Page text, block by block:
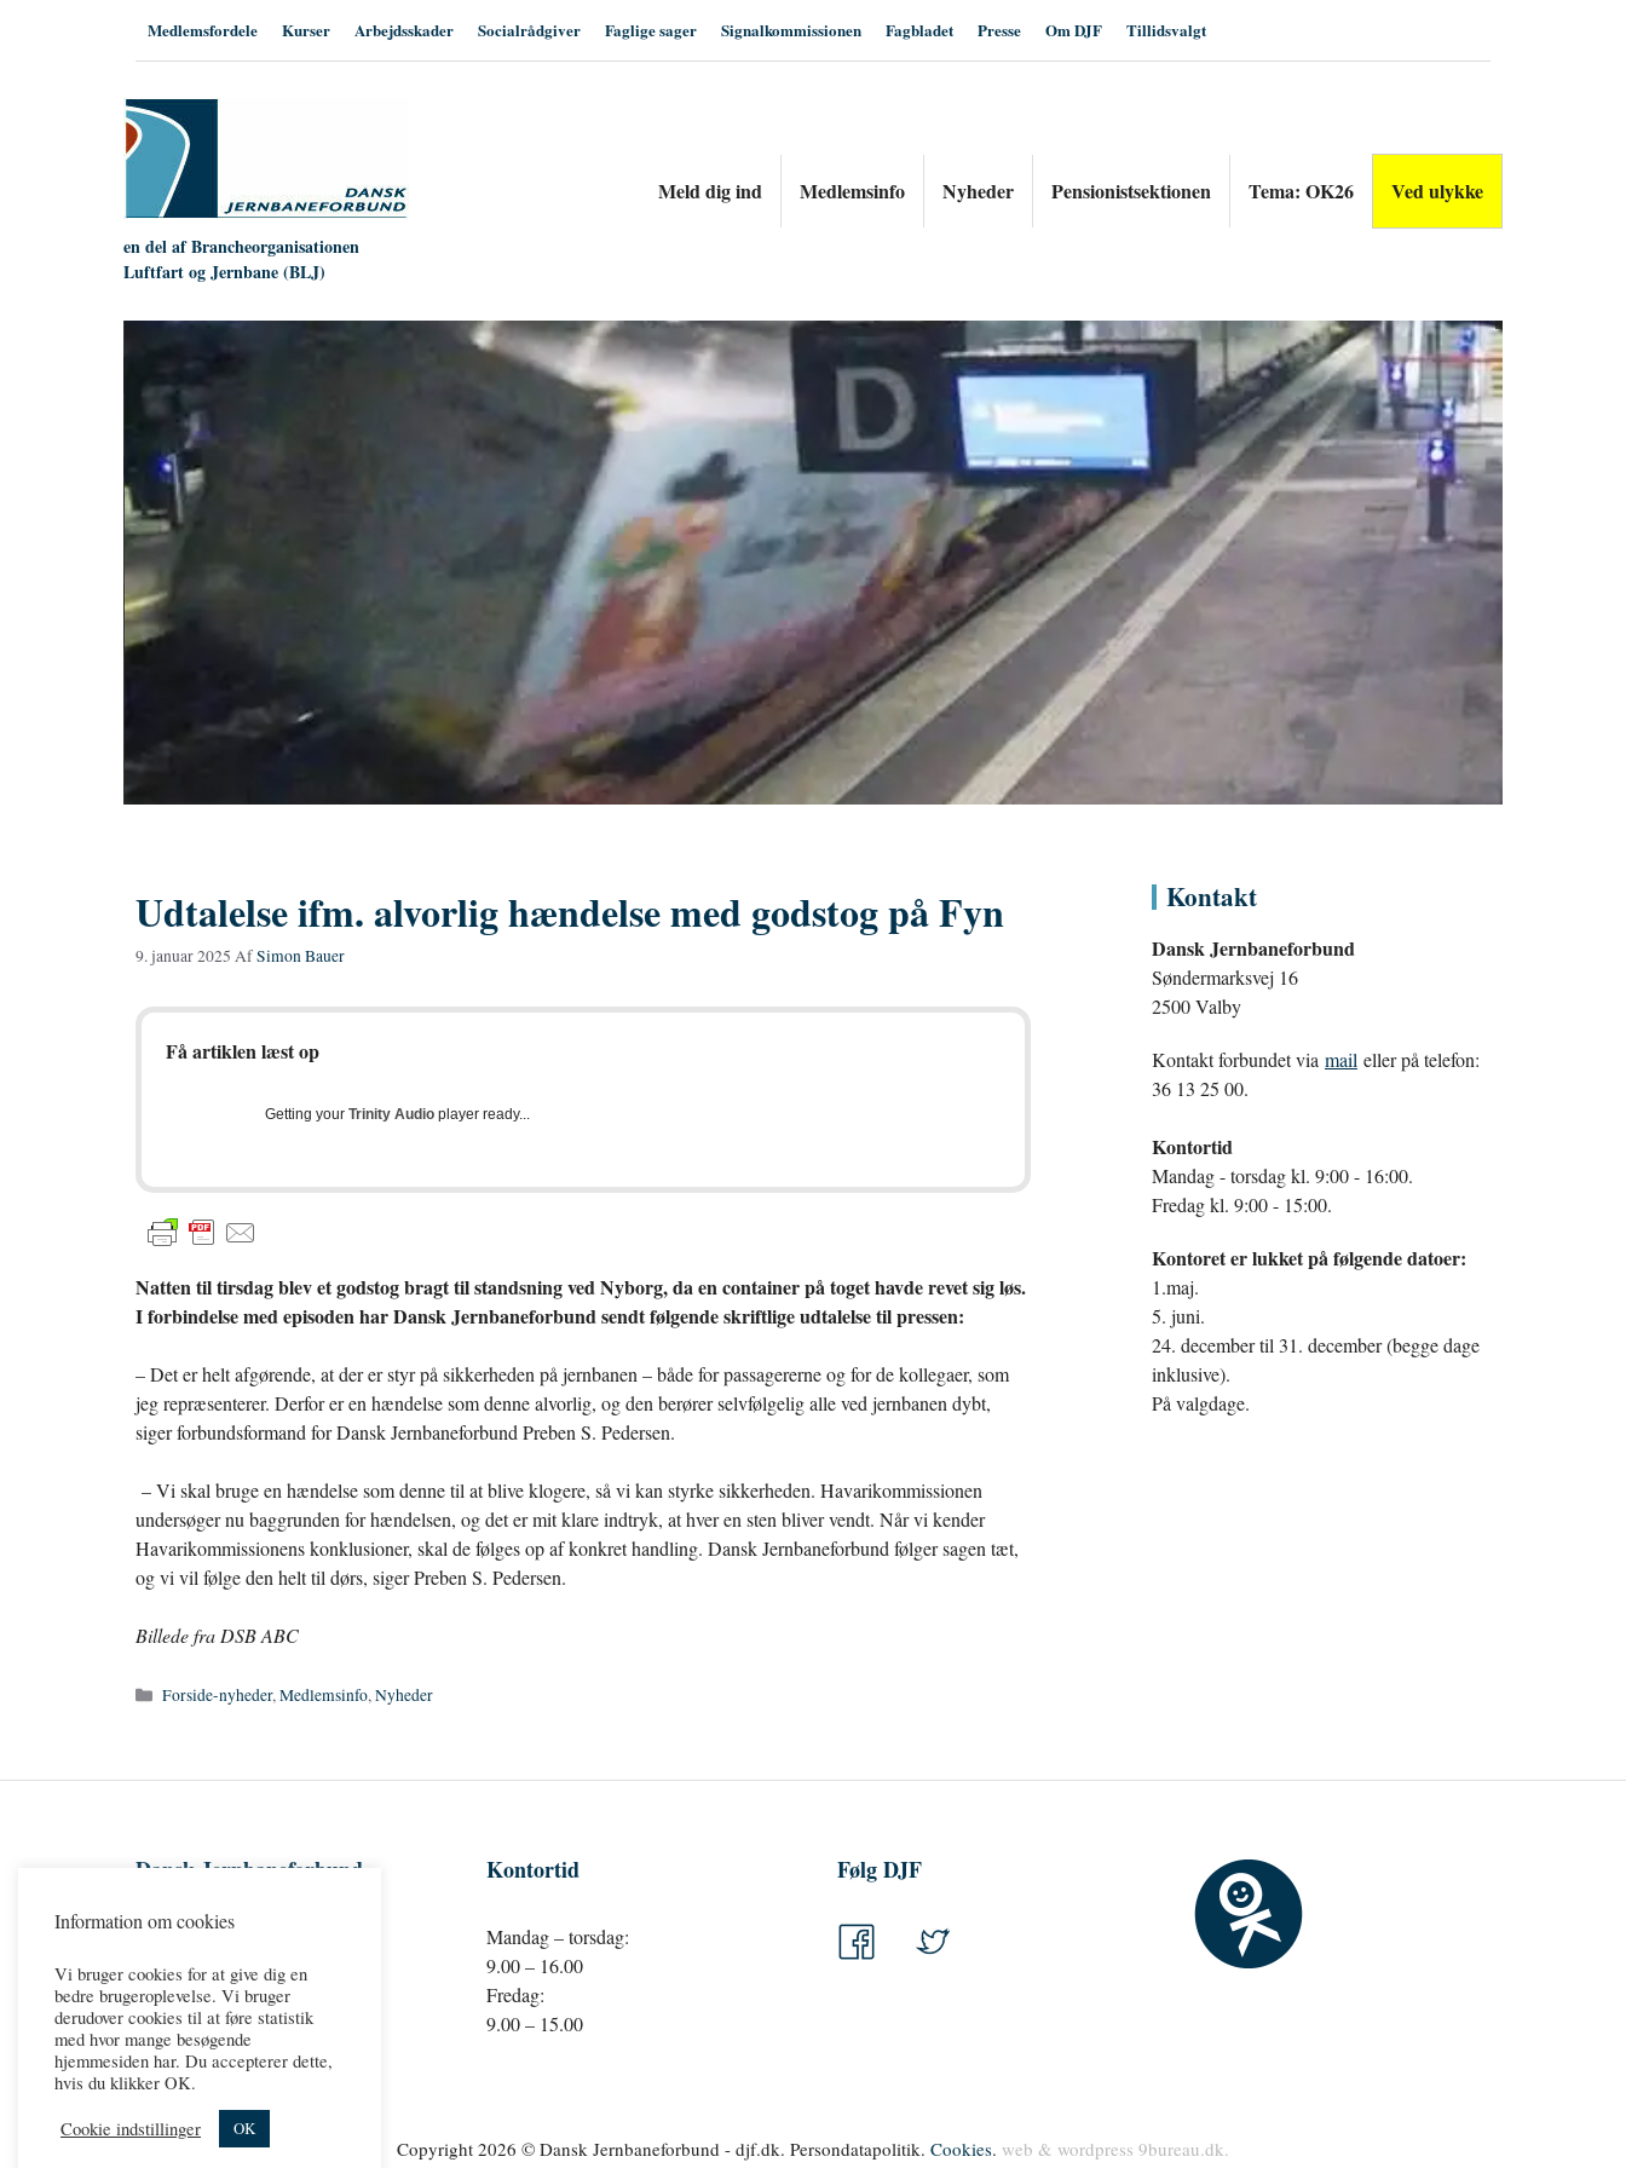
Medlemsfordele Kurser Arbejdsskader Socialrådgiver Faglige sager Signalkommissionen Fagbladet Presse Om DJF Tillidsvalgt
en del af Brancheorganisationen
Luftfart og Jernbane (BLJ)
Meld dig ind Medlemsinfo Nyheder Pensionistsektionen Tema: OK26 Ved ulykke
Udtalelse ifm. alvorlig hændelse med godstog på Fyn
9. januar 2025 AfSimon Bauer
Få artiklen læst op
Getting your Trinity Audio player ready...
Natten til tirsdag blev et godstog bragt til standsning ved Nyborg, da en container på toget havde revet sig løs.
I forbindelse med episoden har Dansk Jernbaneforbund sendt følgende skriftlige udtalelse til pressen:
– Det er helt afgørende, at der er styr på sikkerheden på jernbanen – både for passagererne og for de kollegaer, som
jeg repræsenterer. Derfor er en hændelse som denne alvorlig, og den berører selvfølgelig alle ved jernbanen dybt,
siger forbundsformand for Dansk Jernbaneforbund Preben S. Pedersen.
– Vi skal bruge en hændelse som denne til at blive klogere, så vi kan styrke sikkerheden. Havarikommissionen
undersøger nu baggrunden for hændelsen, og det er mit klare indtryk, at hver en sten bliver vendt. Når vi kender
Havarikommissionens konklusioner, skal de følges op af konkret handling. Dansk Jernbaneforbund følger sagen tæt,
og vi vil følge den helt til dørs, siger Preben S. Pedersen.
Billede fra DSB ABC
Kategorier
Forside-nyheder,Medlemsinfo,Nyheder
Kontakt
Dansk Jernbaneforbund
Søndermarksvej 16
2500 Valby
Kontakt forbundet via mail eller på telefon:
36 13 25 00.
Kontortid
Mandag - torsdag kl. 9:00 - 16:00.
Fredag kl. 9:00 - 15:00.
Kontoret er lukket på følgende datoer:
1.maj.
5. juni.
24. december til 31. december (begge dage
inklusive).
På valgdage.
Dansk Jernbaneforbund
Søndermarksvej 16
2500 Valby
dj@djf.dk
Telefon:36 13 25 00
Kontortid
Mandag – torsdag:
9.00 – 16.00
Fredag:
9.00 – 15.00
Følg DJF
Copyright 2026 © Dansk Jernbaneforbund - djf.dk. Persondatapolitik. Cookies. web & wordpress 9bureau.dk.
Information om cookies
Vi bruger cookies for at give dig en
bedre brugeroplevelse. Vi bruger
derudover cookies til at føre statistik
med hvor mange besøgende
hjemmesiden har. Du accepterer dette,
hvis du klikker OK.
Cookie indstillinger
OK